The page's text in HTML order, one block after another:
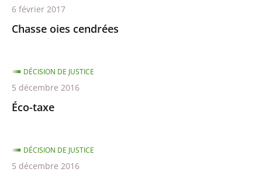
Chasse oies cendrées
6 février 2017
Éco-taxe
DÉCISION DE JUSTICE
5 décembre 2016
DÉCISION DE JUSTICE
5 décembre 2016